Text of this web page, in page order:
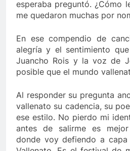
esperaba preguntó. ¿Cómo
me quedaron muchas por
En ese compendio de
alegría y el sentimiento
Juancho Rois y la voz de
posible que el mundo
Al responder su pregunta
vallenato su cadencia, su
ese estilo. No pierdo mi
antes de salirme es
donde voy defiendo a capa